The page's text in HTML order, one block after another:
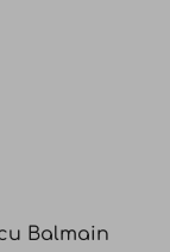
Balmain